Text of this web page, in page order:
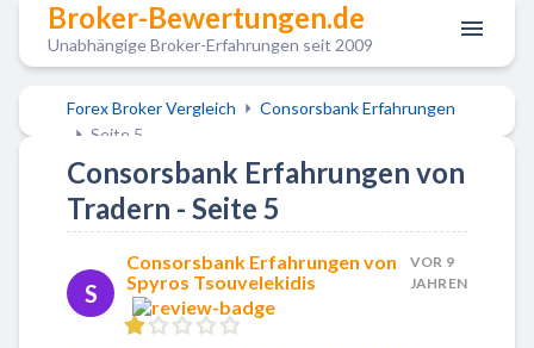
Broker-Bewertungen.de
Unabhängige Broker-Erfahrungen seit 2009
Forex Broker Vergleich
Consorsbank Erfahrungen
Seite 5
Consorsbank Erfahrungen von
Tradern - Seite 5
S
Consorsbank Erfahrungen von
Spyros Tsouvelekidis
VOR 9
JAHREN